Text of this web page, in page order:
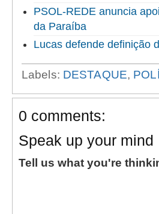
PSOL-REDE anuncia
da Paraíba
Lucas defende definição
Labels: DESTAQUE,
0 comments:
Speak up your mind
Tell us what you're